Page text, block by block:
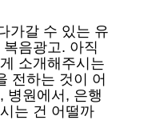
가갈 수 있는 유
음광고. 아직
소개해주시는
전하는 것이 어
병원에서, 은행
는 건 어떨까